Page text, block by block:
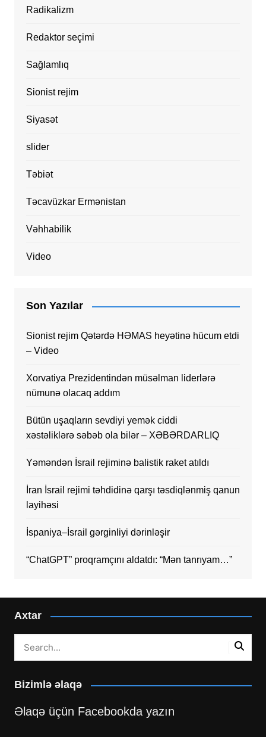
Radikalizm
Redaktor seçimi
Sağlamlıq
Sionist rejim
Siyasət
slider
Təbiət
Təcavüzkar Ermənistan
Vəhhabilik
Video
Son Yazılar
Sionist rejim Qətərdə HƏMAS heyətinə hücum etdi
– Video
Xorvatiya Prezidentindən müsəlman liderlərə
nümunə olacaq addım
Bütün uşaqların sevdiyi yemək ciddi
xəstəliklərə səbəb ola bilər – XƏBƏRDARLIQ
Yəməndən İsrail rejiminə balistik raket atıldı
İran İsrail rejimi təhdidinə qarşı təsdiqlənmiş qanun
layihəsi
İspaniya–İsrail gərginliyi dərinləşir
“ChatGPT” proqramçını aldatdı: “Mən tanrıyam…”
Axtar
Bizimlə əlaqə
Əlaqə üçün Facebookda yazın